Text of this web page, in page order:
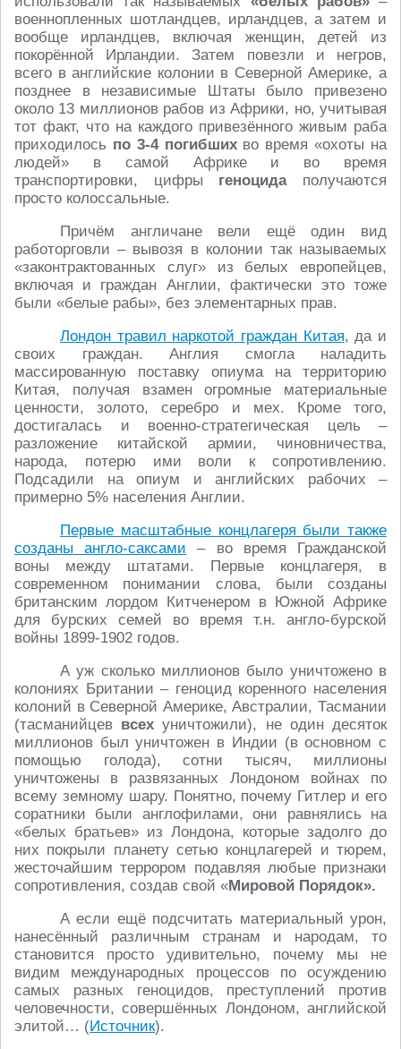
военнопленных шотландцев, ирландцев, а затем и
вообще ирландцев, включая женщин, детей из
покорённой Ирландии. Затем повезли и негров,
всего в английские колонии в Северной Америке, а
позднее в независимые Штаты было привезено
около 13 миллионов рабов из Африки, но, учитывая
тот факт, что на каждого привезённого живым раба
приходилось по 3-4 погибшихво время «охоты на
людей» в самой Африке и во время
транспортировки, цифры геноцидаполучаются
просто колоссальные.
Причём англичане вели ещё один вид
работорговли – вывозя в колонии так называемых
«законтрактованных слуг» из белых европейцев,
включая и граждан Англии, фактически это тоже
были «белые рабы», без элементарных прав.
Лондон травил наркотой граждан Китая, да и
своих граждан. Англия смогла наладить
массированную поставку опиума на территорию
Китая, получая взамен огромные материальные
ценности, золото, серебро и мех. Кроме того,
достигалась и военно-стратегическая цель –
разложение китайской армии, чиновничества,
народа, потерю ими воли к сопротивлению.
Подсадили на опиум и английских рабочих –
примерно 5% населения Англии.
Первые масштабные концлагеря были также
созданы англо-саксами – во время Гражданской
воны между штатами. Первые концлагеря, в
современном понимании слова, были созданы
британским лордом Китченером в Южной Африке
для бурских семей во время т.н. англо-бурской
войны 1899-1902 годов.
А уж сколько миллионов было уничтожено в
колониях Британии – геноцид коренного населения
колоний в Северной Америке, Австралии, Тасмании
(тасманийцев всех уничтожили), не один десяток
миллионов был уничтожен в Индии (в основном с
помощью голода), сотни тысяч, миллионы
уничтожены в развязанных Лондоном войнах по
всему земному шару. Понятно, почему Гитлер и его
соратники были англофилами, они равнялись на
«белых братьев» из Лондона, которые задолго до
них покрыли планету сетью концлагерей и тюрем,
жесточайшим террором подавляя любые признаки
сопротивления, создав свой «Мировой Порядок».
А если ещё подсчитать материальный урон,
нанесённый различным странам и народам, то
становится просто удивительно, почему мы не
видим международных процессов по осуждению
самых разных геноцидов, преступлений против
человечности, совершённых Лондоном, английской
элитой… (Источник).